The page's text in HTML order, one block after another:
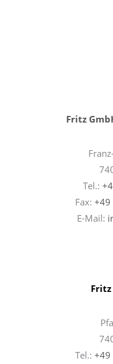
Fritz
Tel.:
Fax: +49
E-Mail:
Tel.: +49